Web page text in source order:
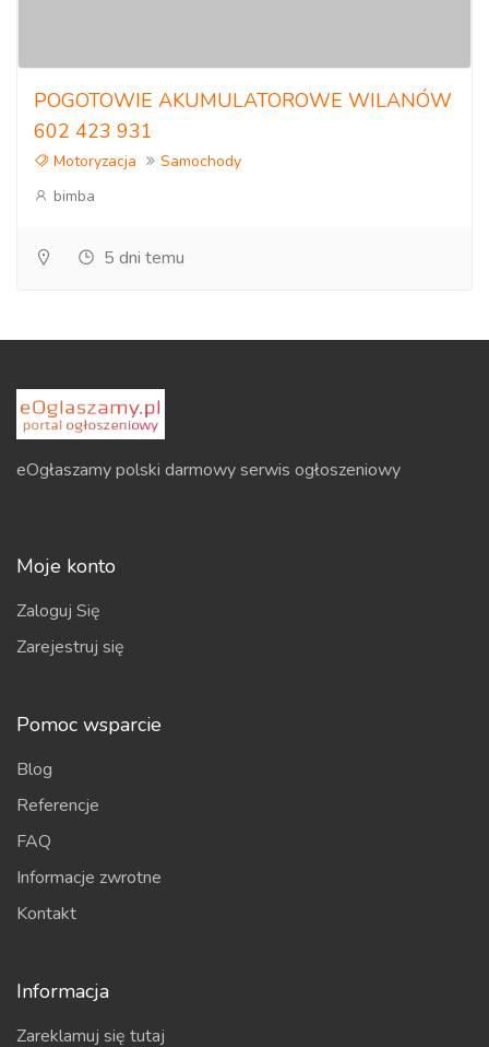
POGOTOWIE AKUMULATOROWE WILANÓW
602 423 931
Motoryzacja
Samochody
bimba
5 dni temu
eOgłaszamy polski darmowy serwis ogłoszeniowy
Moje konto
Zaloguj Się
Zarejestruj się
Pomoc wsparcie
Blog
Referencje
FAQ
Informacje zwrotne
Kontakt
Informacja
Zareklamuj się tutaj